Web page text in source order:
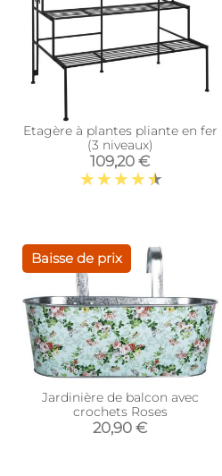
Etagère à plantes pliante en fer
(3 niveaux)
109,20 €
Baisse de prix
Jardinière de balcon avec
crochets Roses
20,90 €